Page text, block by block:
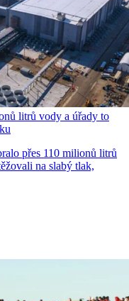
litrů vody a úřady to
přes 110 milionů litrů
na slabý tlak,